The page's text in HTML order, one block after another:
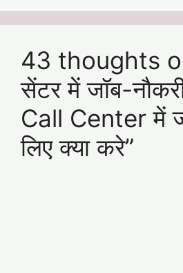
43 thoughts
सेंटर में जॉब-
Call Center में
लिए क्या करे”